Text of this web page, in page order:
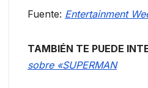
Fuente: Entertainment
TAMBIÉN TE PUEDE
sobre «SUPERMAN